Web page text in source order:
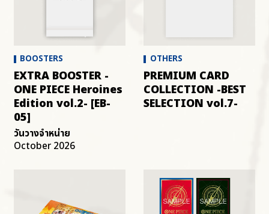
OTHER
BOOSTERS
EXTRA BOOSTER -
ONE PIECE Heroines
Edition vol.2- [EB-
05]
วันวางจำหน่าย
October 2026
OTHERS
PREMIUM CARD
COLLECTION -BEST
SELECTION vol.7-